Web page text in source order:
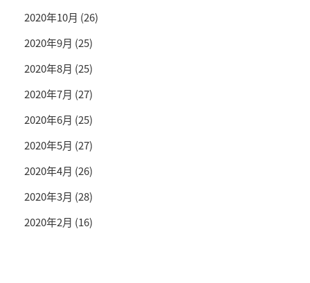
2020年10月 (26)
2020年9月 (25)
2020年8月 (25)
2020年7月 (27)
2020年6月 (25)
2020年5月 (27)
2020年4月 (26)
2020年3月 (28)
2020年2月 (16)